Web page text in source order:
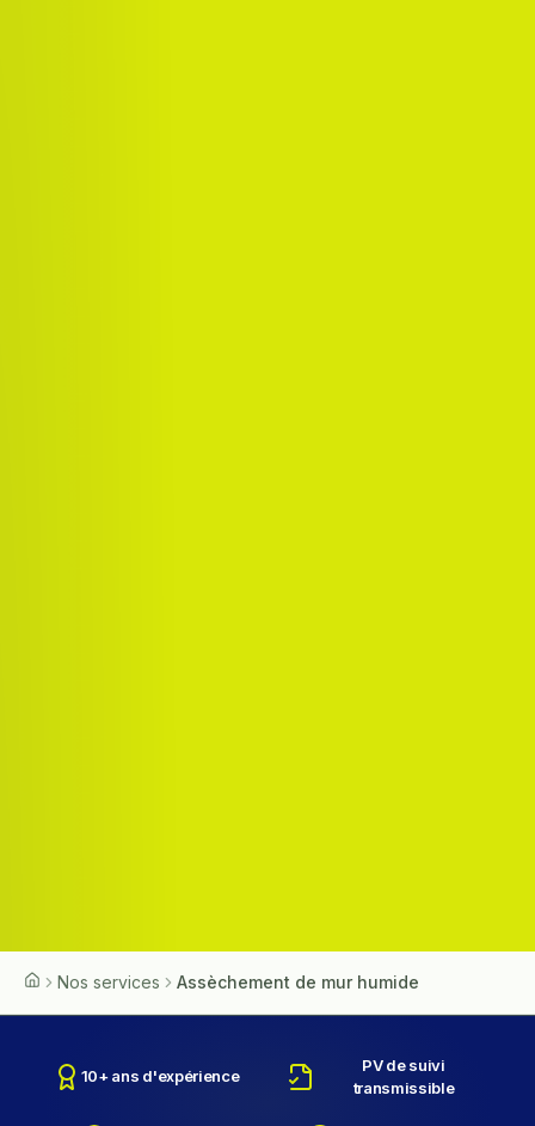
AccueilNos services Assèchement de mur humide
10+ ans d'expérience
PV de suivi
transmissible